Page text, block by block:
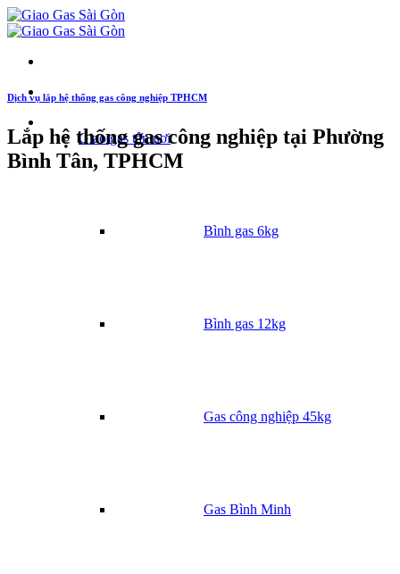
Giao gas tận nơi
Bình gas 6kg
Bình gas 12kg
Gas công nghiệp 45kg
Gas Bình Minh
Dịch vụ lắp hệ thống gas công nghiệp TPHCM
Lắp hệ thống gas công nghiệp tại Phường
Bình Tân, TPHCM